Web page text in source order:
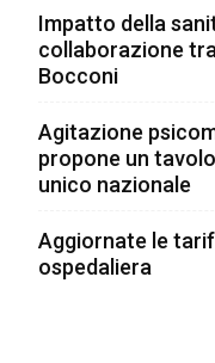
Impatto della
collaborazione
Bocconi
Agitazione
propone un
unico nazionale
Aggiornate le
ospedaliera